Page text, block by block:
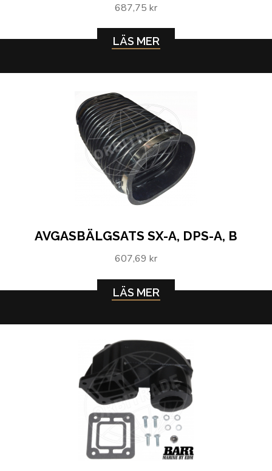
687,75 kr
LÄS MER
AVGASBÄLGSATS SX-A, DPS-A, B
607,69 kr
LÄS MER